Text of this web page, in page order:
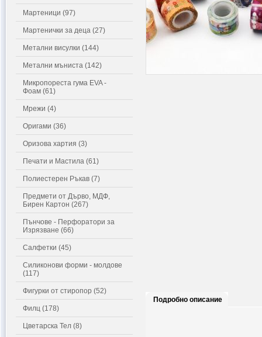
Мартеници (97)
Мартенички за деца (27)
Метални висулки (144)
Метални мъниста (142)
Микропореста гума EVA -
Фоам (61)
Мрежи (4)
Оригами (36)
Оризова хартия (3)
Печати и Мастила (61)
Полиестерен Ръкав (7)
Предмети от Дърво, МДФ,
Бирен Картон (267)
Пънчове - Перфоратори за
Изрязване (66)
Салфетки (45)
Силиконови форми - молдове
(117)
Фигурки от стиропор (52)
Филц (178)
Цветарска Тел (8)
Подробно описание